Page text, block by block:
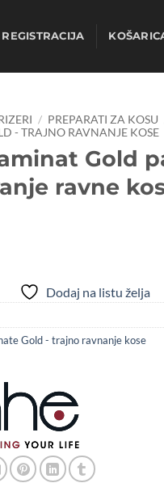
/ PREPARATI ZA KOSU
- TRAJNO RAVNANJE KOSE
Gold
ravne
Dodaj na listu želja
Gold - trajno ravnanje kose